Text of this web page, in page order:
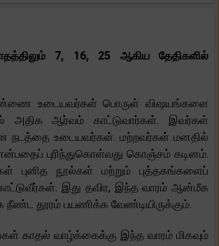
7, 16, 25 ஆகிய தேதிகளில்
உடையவர்கள் பொருள் விஷயங்களை
அதிக ஆர்வம் காட்டுவார்கள். இவர்கள்
நடத்தை உடையவர்கள். மற்றவர்கள் மனதில்
புரிந்துகொள்வது கொஞ்சம் கடினம்.
புனித நூல்கள் மற்றும் புத்தகங்களைப்
இது தவிர, இந்த வாரம் ஆன்மீக
தூரம் பயணிக்க வேண்டியிருக்கும்.
காதல் வாழ்க்கைக்கு இந்த வாரம் மிகவும்